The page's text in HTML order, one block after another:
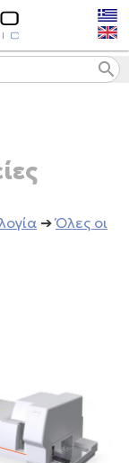
search
➔Όλες οι